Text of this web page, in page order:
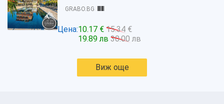
GRABO.BG
Цена:10.17 € 15.34 €
19.89 лв 30.00 лв
Виж още